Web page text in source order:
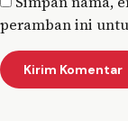
peramban ini